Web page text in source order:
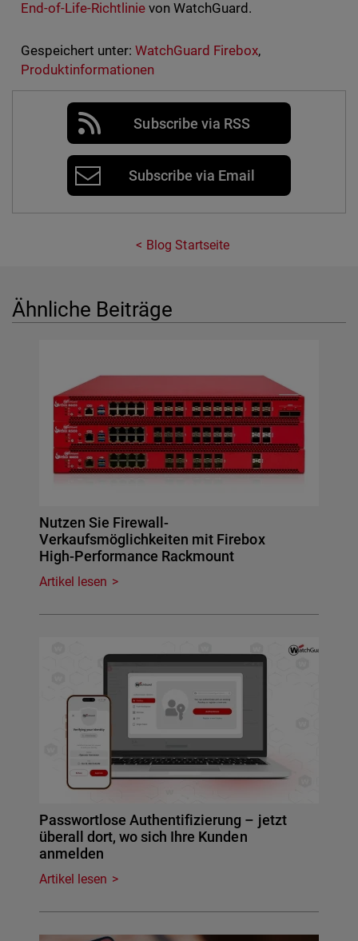
End-of-Life-Richtlinievon WatchGuard.
Gespeichert unter: WatchGuard Firebox,
Produktinformationen
Subscribe via RSS
Subscribe via Email
Blog Startseite
Ähnliche Beiträge
Nutzen Sie Firewall-
Verkaufsmöglichkeiten mit Firebox
High-Performance Rackmount
Artikel lesen
Passwortlose Authentifizierung – jetzt
überall dort, wo sich Ihre Kunden
anmelden
Artikel lesen